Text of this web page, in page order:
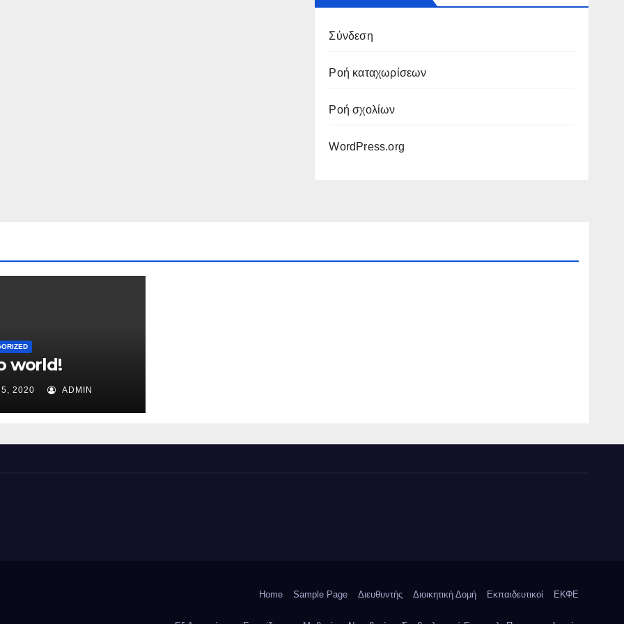
Σύνδεση
Ροή καταχωρίσεων
Ροή σχολίων
WordPress.org
world!
2020 ADMIN
Home Sample Page Διευθυντής Διοικητική Δομή Εκπαιδευτικοί ΕΚΦΕ